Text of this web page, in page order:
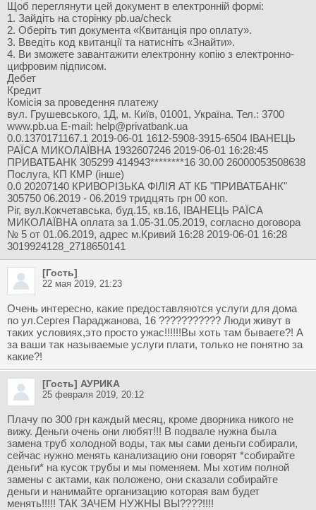
Щоб переглянути цей документ в електронній формі:
1. Зайдіть на сторінку pb.ua/check
2. Оберіть тип документа «Квитанція про оплату».
3. Введіть код квитанції та натисніть «Знайти».
4. Ви зможете завантажити електронну копію з електронно-
цифровим підписом.
Дебет
Кредит
Комісія за проведення платежу
вул. Грушевського, 1Д, м. Київ, 01001, Україна. Тел.: 3700
www.pb.ua E-mail: help@privatbank.ua
0.0.1370171167.1 2019-06-01 1612-5908-3915-6504 ІВАНЕЦЬ
РАЇСА МИКОЛАЇВНА 1932607246 2019-06-01 16:28:45
ПРИВАТБАНК 305299 414943********16 30.00 26000053508638
Послуга, КП КМР (інше)
0.0 20207140 КРИВОРIЗЬКА ФIЛIЯ АТ КБ "ПРИВАТБАНК"
305750 06.2019 - 06.2019 тридцять грн 00 коп.
Ріг, вул.Кокчетавська, буд.15, кв.16, ІВАНЕЦЬ РАЇСА
МИКОЛАЇВНА оплата за 1.05-31.05.2019, согласно договора
№ 5 от 01.06.2019, адрес м.Кривий 16:28 2019-06-01 16:28
3019924128_2718650141
[Гость]
22 мая 2019, 21:23
Очень интересно, какие предоставляются услуги для дома
по ул.Сергея Параджанова, 16 ??????????? Люди живут в
таких условиях,это просто ужас!!!!!!Вы хоть там бываете?! А
за ваши так называемые услуги плати, только не понятно за
какие?!
[Гость] АУРИКА
25 февраля 2019, 20:12
Плачу по 300 грн каждый месяц, кроме дворника никого не
вижу. Деньги очень они любят!!! В подвале нужна была
замена труб холодной воды, так мы сами деньги собирали,
сейчас нужно менять канализацию они говорят *собирайте
деньги* на кусок трубы и мы поменяем. Мы хотим полной
замены с актами, как положено, они сказали собирайте
деньги и нанимайте организацию которая вам будет
менять!!!!! ТАК ЗАЧЕМ НУЖНЫ ВЫ????!!!!